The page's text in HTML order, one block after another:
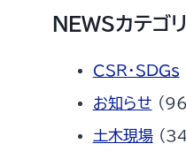
NEWSカテゴ
CSR・SDGs
お知らせ
土木現場